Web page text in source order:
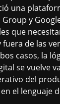
una
Group y
que
de las
casos, la
se vuelve
del
el lenguaje